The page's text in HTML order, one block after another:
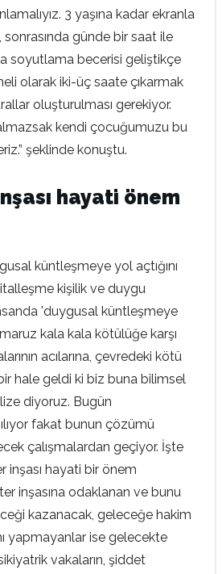
3 yaşına kadar ekranla
sonrasında günde bir saat ile
soyutlama becerisi geliştikçe
olarak iki-üç saate çıkarmak
oluşturulması gerekiyor.
kendi çocuğumuzu bu
şeklinde konuştu.
hayati önem
küntleşmeye yol açtığını
kişilik ve duygu
'duygusal küntleşmeye
kala kala kötülüğe karşı
acılarına, çevredeki kötü
hale geldi ki biz buna bilimsel
diyoruz. Bugün
fakat bunun çözümü
çalışmalardan geçiyor. İşte
inşası hayati bir önem
inşasına odaklanan ve bunu
kazanacak, geleceğe hakim
yapmayanlar ise gelecekte
vakaların, şiddet